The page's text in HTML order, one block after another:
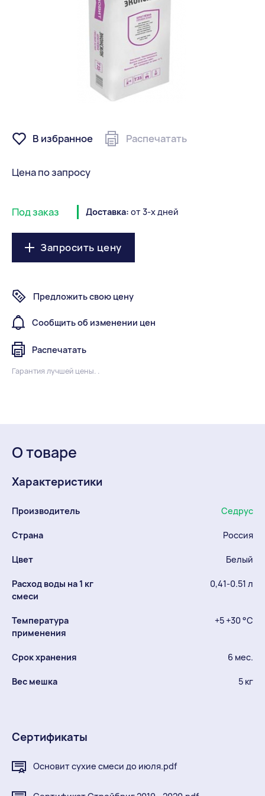
В избранное Распечатать
Цена по запросу
Под заказ Доставка: от 3-х дней
Запросить цену
Предложить свою цену
Сообщить об изменении цен
Распечатать
Гарантия лучшей цены. .
О товаре
Характеристики
Производитель Седрус
Страна Россия
Цвет Белый
Расход воды на 1 кг
смеси
0,41-0.51 л
Температура
применения
+5 +30 °С
Срок хранения 6 мес.
Вес мешка 5 кг
Сертификаты
Основит сухие смеси до июля.pdf